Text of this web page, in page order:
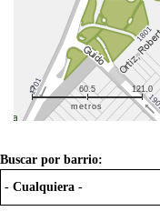
metros
0 60.5 121.0
Buscar por barrio: